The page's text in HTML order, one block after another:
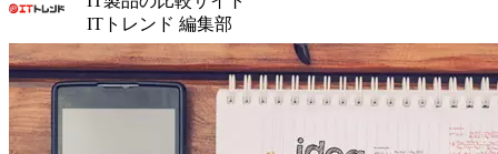
ITトレンド 編集部